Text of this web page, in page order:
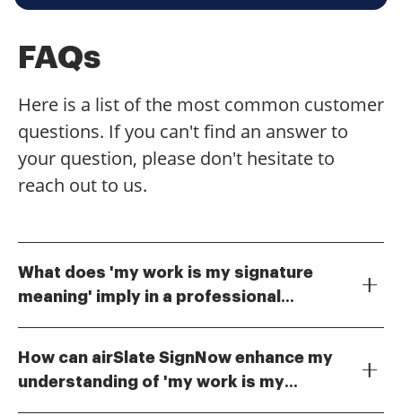
FAQs
Here is a list of the most common customer
questions. If you can't find an answer to
your question, please don't hesitate to
reach out to us.
What does 'my work is my signature
meaning' imply in a professional
suggests that the work you produce reflects your
personal brand and values. By using airSlate SignNow,
How can airSlate SignNow enhance my
understanding of 'my work is my